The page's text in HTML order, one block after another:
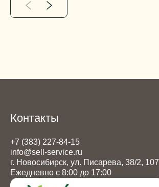
Контакты
+7 (383) 227-84-15
info@sell-service.ru
г. Новосибирск, ул. Писарева, 38/2, 107
Ежедневно с 8:00 до 17:00